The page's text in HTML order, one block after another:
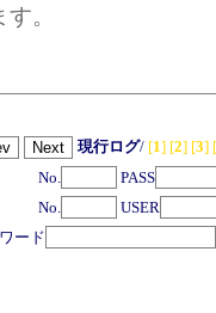
す。
現行ログ/ [1] [2] [3] [
No.
PASS
No.
USER
ード